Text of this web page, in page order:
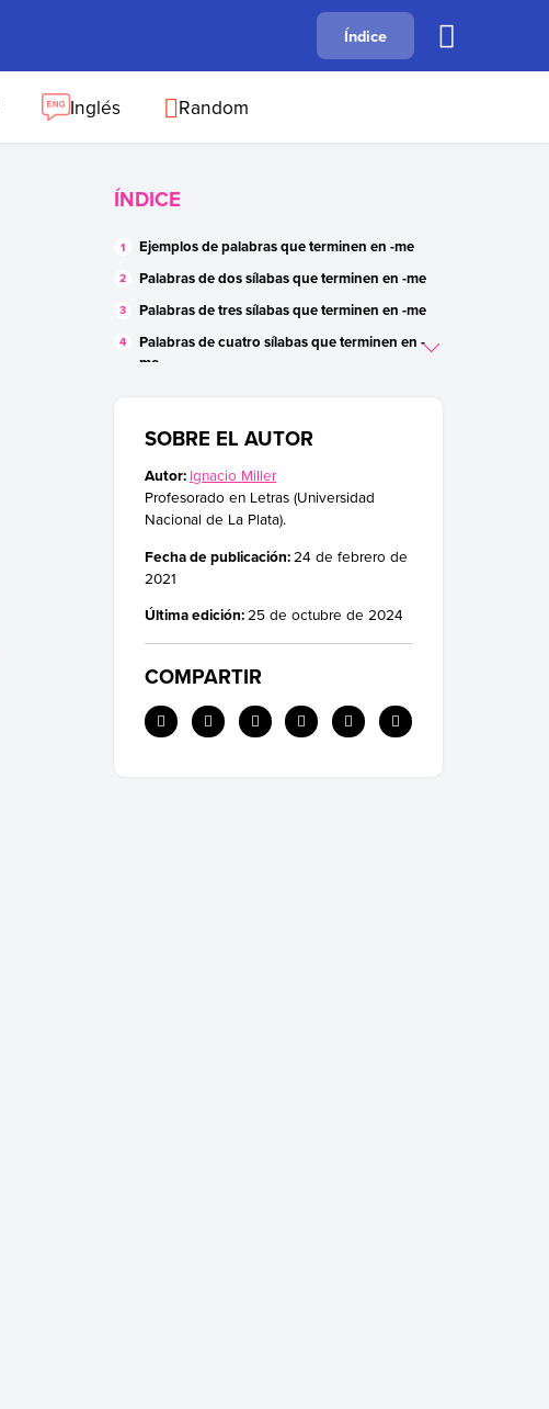
B C F
Índice
Inglés Random
ÍNDICE
Ejemplos de palabras que terminen en -me
Palabras de dos sílabas que terminen en -me
Palabras de tres sílabas que terminen en -me
Palabras de cuatro sílabas que terminen en -
me
SOBRE EL AUTOR
Autor: Ignacio Miller
Profesorado en Letras (Universidad
Nacional de La Plata).
Fecha de publicación: 24 de febrero de
2021
Última edición:25 de octubre de 2024
COMPARTIR